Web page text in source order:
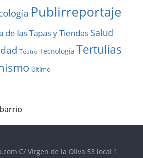
Publirreportaje
de las Tapas y Tiendas Salud
Teatro Tecnología Tertulias
Último
C/ Virgen de la Oliva 53 local 1